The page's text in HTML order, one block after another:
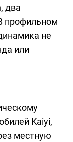
два
профильном
не
или
Kaiyi,
местную